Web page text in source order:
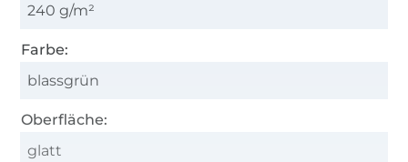
240 g/m²
Farbe:
blassgrün
Oberfläche:
glatt